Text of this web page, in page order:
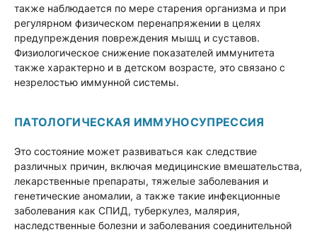
также наблюдается по мере старения организма и при
регулярном физическом перенапряжении в целях
предупреждения повреждения мышц и суставов.
Физиологическое снижение показателей иммунитета
также характерно и в детском возрасте, это связано с
незрелостью иммунной системы.
ПАТОЛОГИЧЕСКАЯ ИММУНОСУПРЕССИЯ
Это состояние может развиваться как следствие
различных причин, включая медицинские вмешательства,
лекарственные препараты, тяжелые заболевания и
генетические аномалии, а также такие инфекционные
заболевания как СПИД, туберкулез, малярия,
наследственные болезни и заболевания соединительной